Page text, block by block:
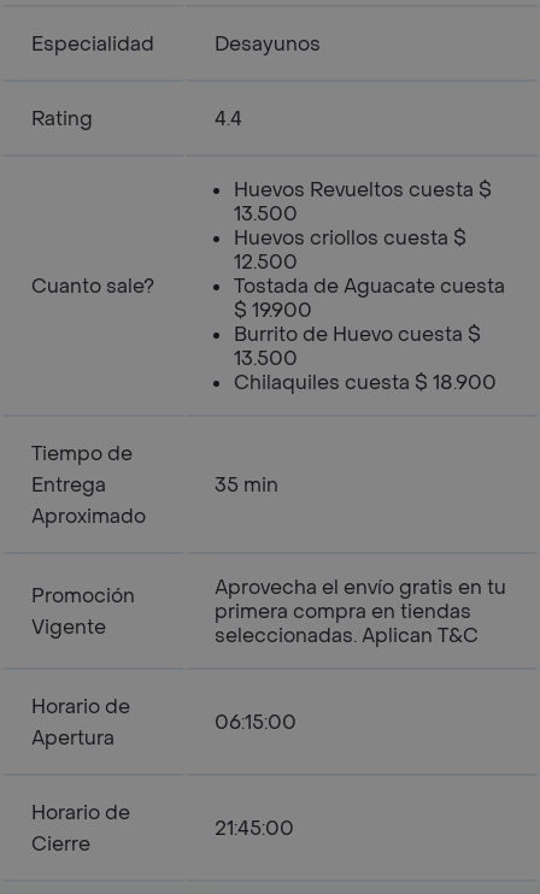
Especialidad Desayunos
Rating 4.4
Cuanto sale?
Huevos Revueltos cuesta $
13.500
Huevos criollos cuesta $
12.500
Tostada de Aguacate cuesta
$ 19.900
Burrito de Huevo cuesta $
13.500
Chilaquiles cuesta $ 18.900
Tiempo de
Entrega
Aproximado
35 min
Promoción
Vigente
Aprovecha el envío gratis en tu
primera compra en tiendas
seleccionadas. Aplican T&C
Horario de
Apertura
06:15:00
Horario de
Cierre
21:45:00